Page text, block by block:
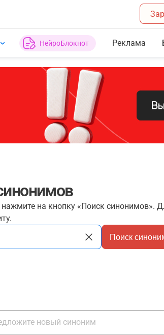
НейроБлокнот Реклама
нажмите на кнопку «Поиск синонимов».
Поиск